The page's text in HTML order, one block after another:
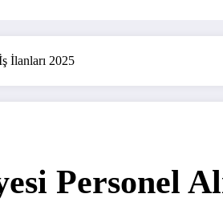
İlanları 2025
Personel